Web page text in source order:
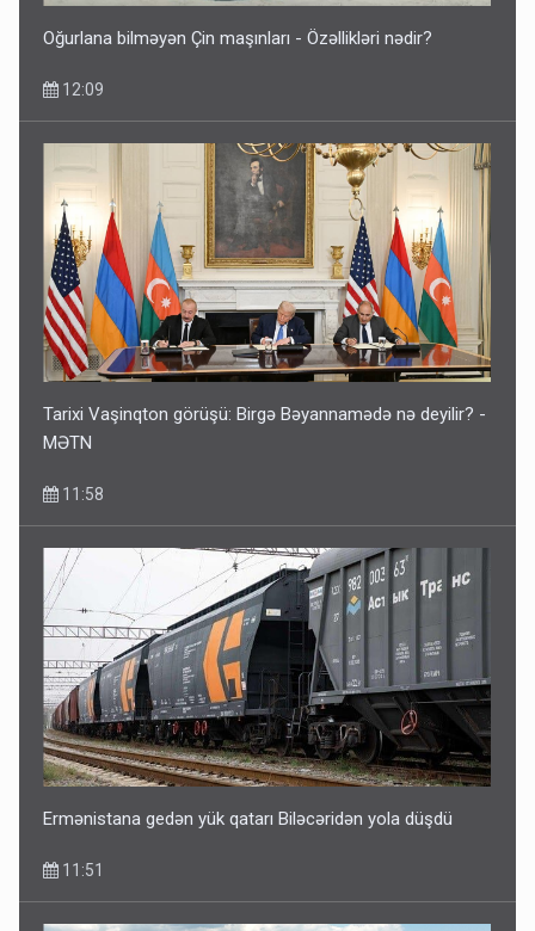
Oğurlana bilməyən Çin maşınları - Özəllikləri nədir?
12:09
Tarixi Vaşinqton görüşü: Birgə Bəyannamədə nə deyilir? -
MƏTN
11:58
Ermənistana gedən yük qatarı Biləcəridən yola düşdü
11:51